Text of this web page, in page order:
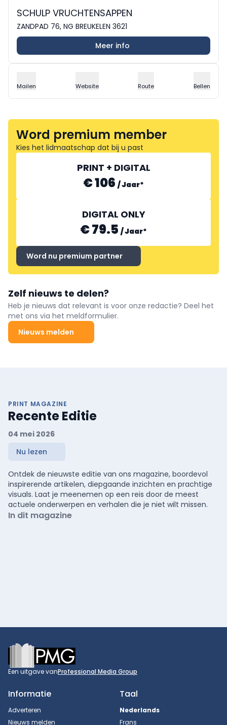
SCHULP VRUCHTENSAPPEN
ZANDPAD 76, NG BREUKELEN 3621
Meer info
Mailen Website Route Bellen
Word premium member
Kies het lidmaatschap dat bij u past
PRINT + DIGITAL
€ 106 /Jaar*
DIGITAL ONLY
€ 79.5 /Jaar*
Word nu premium partner
Zelf nieuws te delen?
Heb je nieuws dat relevant is voor onze redactie? Deel het
met ons via het meldformulier.
Nieuws melden
PRINT MAGAZINE
Recente Editie
04 mei 2026
Nu lezen
Ontdek de nieuwste editie van ons magazine, boordevol
inspirerende artikelen, diepgaande inzichten en prachtige
visuals. Laat je meenemen op een reis door de meest
actuele onderwerpen en verhalen die je niet wilt missen.
In dit magazine
Footer
Een uitgave vanProfessional Media Group
Informatie
Adverteren
Nieuws melden
Taal
Nederlands
Frans